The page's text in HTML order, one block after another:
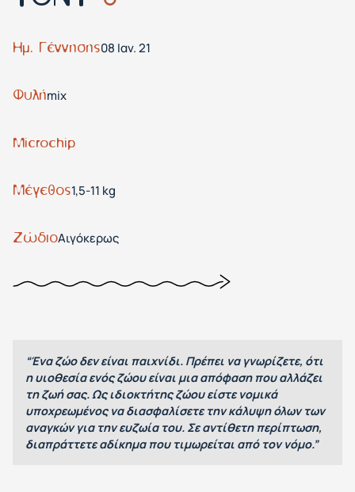
Ημ. Γέννησης08 Ιαν. 21
Φυλήmix
Microchip
Μέγεθος1,5-11 kg
ΖώδιοΑιγόκερως
“Ένα ζώο δεν είναι παιχνίδι. Πρέπει να γνωρίζετε, ότι
η υιοθεσία ενός ζώου είναι μια απόφαση που αλλάζει
τη ζωή σας. Ως ιδιοκτήτης ζώου είστε νομικά
υποχρεωμένος να διασφαλίσετε την κάλυψη όλων των
αναγκών για την ευζωία του. Σε αντίθετη περίπτωση,
διαπράττετε αδίκημα που τιμωρείται από τον νόμο.”